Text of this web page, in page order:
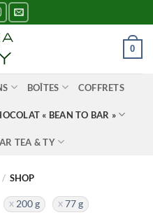
0
BOÎTES COFFRETS
« BEAN TO BAR »
TEA & TY
/ SHOP
200 g 77 g